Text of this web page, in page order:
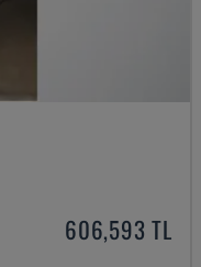
606,593 TL